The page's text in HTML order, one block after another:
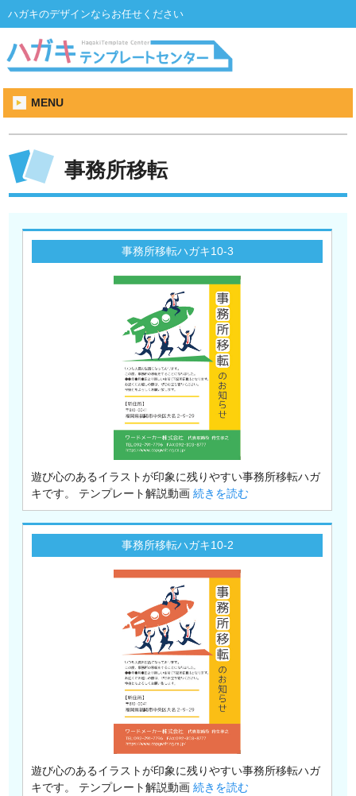
ハガキのデザインならお任せください
MENU
事務所移転
事務所移転ハガキ10-3
遊び心のあるイラストが印象に残りやすい事務所移転ハガ
キです。 テンプレート解説動画続きを読む
事務所移転ハガキ10-2
遊び心のあるイラストが印象に残りやすい事務所移転ハガ
キです。 テンプレート解説動画続きを読む